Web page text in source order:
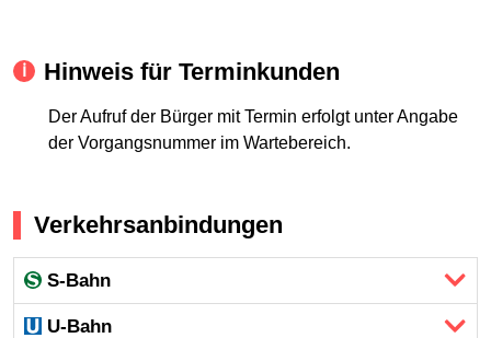
Hinweis für Terminkunden
Der Aufruf der Bürger mit Termin erfolgt unter Angabe
der Vorgangsnummer im Wartebereich.
Verkehrsanbindungen
S-Bahn
U-Bahn